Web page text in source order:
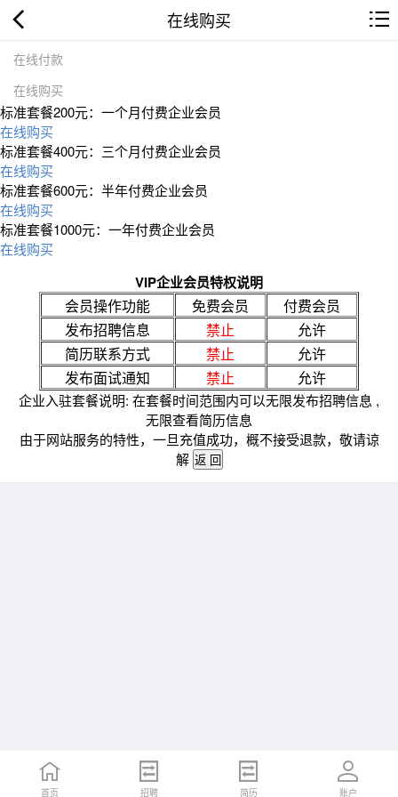
在线购买
在线付款
在线购买
标准套餐200元：一个月付费企业会员
在线购买
标准套餐400元：三个月付费企业会员
在线购买
标准套餐600元：半年付费企业会员
在线购买
标准套餐1000元：一年付费企业会员
在线购买
VIP企业会员特权说明
会员操作功能 免费会员
付费会员
发布招聘信息
禁止
允许
简历联系方式
禁止
允许
发布面试通知
禁止 允许
企业入驻套餐说明: 在套餐时间范围内可以无限发布招聘信息 ,
无限查看简历信息
由于网站服务的特性，一旦充值成功，概不接受退款，敬请谅
解
首页 招聘 简历 账户